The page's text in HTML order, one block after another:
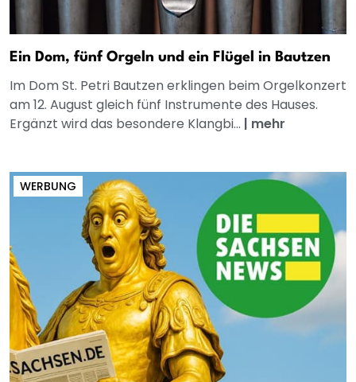
Ein Dom, fünf Orgeln und ein Flügel in Bautzen
Im Dom St. Petri Bautzen erklingen beim Orgelkonzert
am 12. August gleich fünf Instrumente des Hauses.
Ergänzt wird das besondere Klangbi... | mehr
WERBUNG